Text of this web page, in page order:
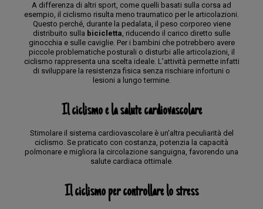
A differenza di altri sport, come quelli basati sulla corsa ad
esempio, il ciclismo risulta meno traumatico per le articolazioni.
Questo perché, durante la pedalata, il peso corporeo viene
distribuito sulla bicicletta, riducendo il carico diretto sulle
ginocchia e sulle caviglie. Per i bambini che potrebbero avere
piccole problematiche posturali o disturbi alle articolazioni, il
ciclismo rappresenta una scelta ideale. L’attività permette infatti
di sviluppare la resistenza fisica senza rischiare infortuni o
lesioni a lungo termine.
Il ciclismo e la salute cardiovascolare
Stimolare il sistema cardiovascolare è un'altra peculiarità del
ciclismo. Se praticato con costanza, potenzia la capacità
polmonare e migliora la circolazione sanguigna, favorendo una
salute cardiaca ottimale.
Il ciclismo per controllare lo stress